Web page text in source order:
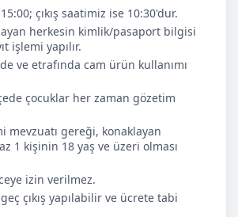
serin suların tadını
dinlenmek paha biçilemezdi.
havasında, havuz başında içeceğimizi
saatler, tatilin en keyifli
oldu. Akşamları ise plajdaki
yemeklerin tadını çıkararak hem
bir atmosfer yaşadık hem de
vardık. Daire son derece temiz,
Ferah odaları, rahat yatakları ve
şeyin düşünülmüş olması, kendimizi
sağladı. Konumu ise
hem de restoranlara kolayca
manzaralı huzurlu bir tatil arayan
' ı gönülden tavsiye ederiz.
çıkış saatimiz ise 10:30'dur.
herkesin kimlik/pasaport bilgisi
işlemi yapılır.
ve etrafında cam ürün kullanımı
çocuklar her zaman gözetim
mevzuatı gereği, konaklayan
1 kişinin 18 yaş ve üzeri olması
izin verilmez.
çıkış yapılabilir ve ücrete tabi